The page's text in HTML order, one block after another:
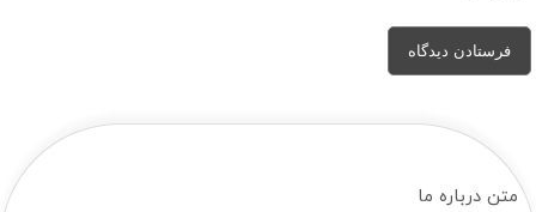
متن درباره ما